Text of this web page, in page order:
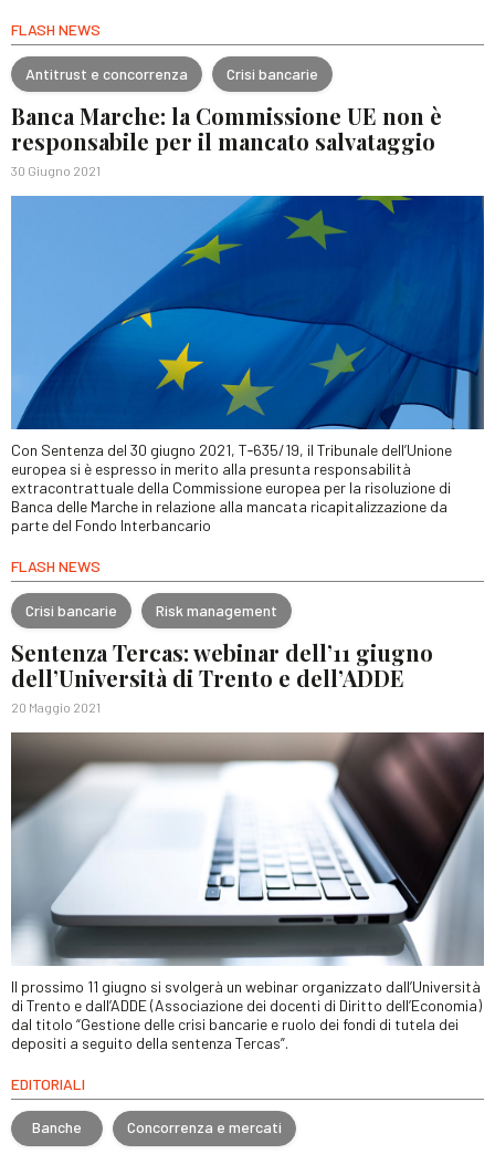
FLASH NEWS
Antitrust e concorrenza Crisi bancarie
Banca Marche: la Commissione UE non è
responsabile per il mancato salvataggio
30 Giugno 2021
Con Sentenza del 30 giugno 2021, T‑635/19, il Tribunale dell’Unione
europea si è espresso in merito alla presunta responsabilità
extracontrattuale della Commissione europea per la risoluzione di
Banca delle Marche in relazione alla mancata ricapitalizzazione da
parte del Fondo Interbancario
FLASH NEWS
Crisi bancarie Risk management
Sentenza Tercas: webinar dell’11 giugno
dell’Università di Trento e dell’ADDE
20 Maggio 2021
Il prossimo 11 giugno si svolgerà un webinar organizzato dall’Università
di Trento e dall’ADDE (Associazione dei docenti di Diritto dell’Economia)
dal titolo “Gestione delle crisi bancarie e ruolo dei fondi di tutela dei
depositi a seguito della sentenza Tercas”.
EDITORIALI
Banche Concorrenza e mercati